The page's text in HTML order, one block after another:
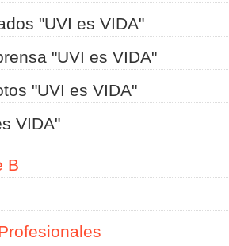
"UVI es VIDA"
"UVI es VIDA"
"UVI es VIDA"
VIDA"
B